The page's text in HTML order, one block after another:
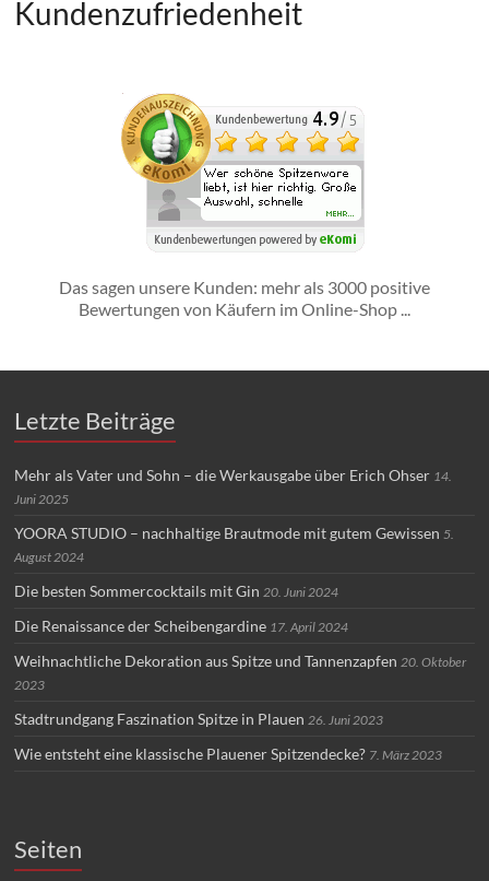
Kundenzufriedenheit
Das sagen unsere Kunden: mehr als 3000 positive
Bewertungen von Käufern im Online-Shop ...
Letzte Beiträge
Mehr als Vater und Sohn – die Werkausgabe über Erich Ohser 14.
Juni 2025
YOORA STUDIO – nachhaltige Brautmode mit gutem Gewissen 5.
August 2024
Die besten Sommercocktails mit Gin 20. Juni 2024
Die Renaissance der Scheibengardine 17. April 2024
Weihnachtliche Dekoration aus Spitze und Tannenzapfen 20. Oktober
2023
Stadtrundgang Faszination Spitze in Plauen 26. Juni 2023
Wie entsteht eine klassische Plauener Spitzendecke? 7. März 2023
Seiten